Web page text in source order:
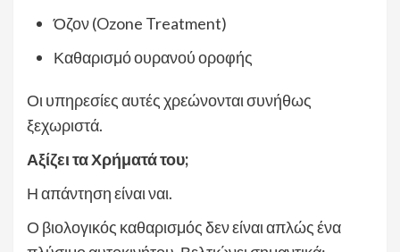
Όζον (Ozone Treatment)
Καθαρισμό ουρανού οροφής
Οι υπηρεσίες αυτές χρεώνονται συνήθως
ξεχωριστά.
Αξίζει τα Χρήματά του;
Η απάντηση είναι ναι.
Ο βιολογικός καθαρισμός δεν είναι απλώς ένα